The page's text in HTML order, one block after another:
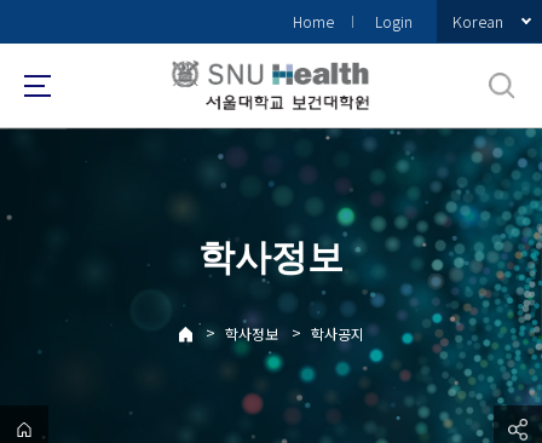
로
메
Home Login Korean
학사정보
> 학사정보 > 학사공지